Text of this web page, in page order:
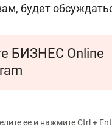
будет
БИЗНЕС Online
ее и нажмите Ctrl +